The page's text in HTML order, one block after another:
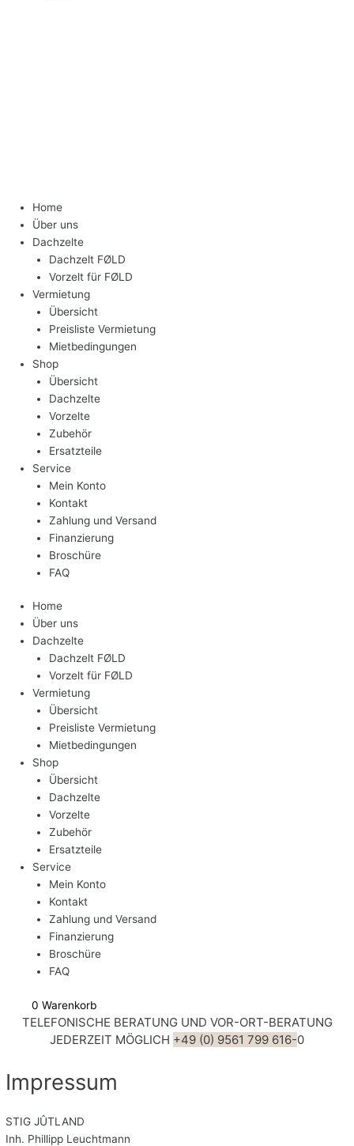
Home
Über uns
Dachzelte
Dachzelt FØLD
Vorzelt für FØLD
Vermietung
Übersicht
Preisliste Vermietung
Mietbedingungen
Shop
Übersicht
Dachzelte
Vorzelte
Zubehör
Ersatzteile
Service
Mein Konto
Kontakt
Zahlung und Versand
Finanzierung
Broschüre
FAQ
Home
Über uns
Dachzelte
Dachzelt FØLD
Vorzelt für FØLD
Vermietung
Übersicht
Preisliste Vermietung
Mietbedingungen
Shop
Übersicht
Dachzelte
Vorzelte
Zubehör
Ersatzteile
Service
Mein Konto
Kontakt
Zahlung und Versand
Finanzierung
Broschüre
FAQ
0 Warenkorb
TELEFONISCHE BERATUNG UND VOR-ORT-BERATUNG
JEDERZEIT MÖGLICH +49 (0) 9561 799 616-0
Impressum
STIG JÛTLAND
Inh. Phillipp Leuchtmann